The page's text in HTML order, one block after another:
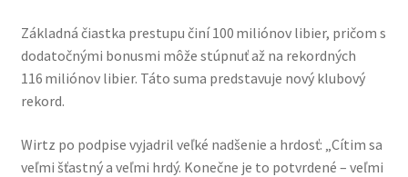
Základná čiastka prestupu činí 100 miliónov libier, pričom s
dodatočnými bonusmi môže stúpnuť až na rekordných
116 miliónov libier. Táto suma predstavuje nový klubový
rekord.
Wirtz po podpise vyjadril veľké nadšenie a hrdosť: „Cítim sa
veľmi šťastný a veľmi hrdý. Konečne je to potvrdené – veľmi